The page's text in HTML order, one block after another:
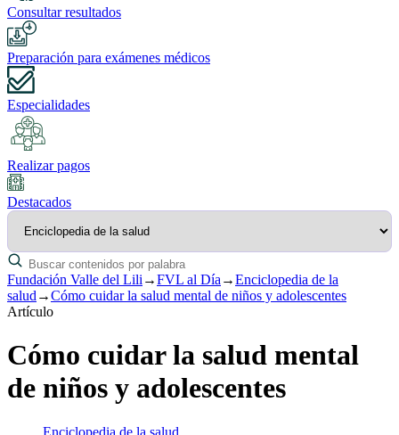
Consultar resultados
Preparación para exámenes médicos
Especialidades
Realizar pagos
Destacados
Fundación Valle del Lili →FVL al Día →Enciclopedia de la
salud →Cómo cuidar la salud mental de niños y adolescentes
Artículo
Cómo cuidar la salud mental
de niños y adolescentes
Enciclopedia de la salud